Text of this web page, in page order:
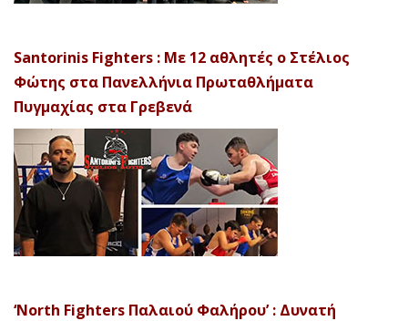
Santorinis Fighters : Με 12 αθλητές ο Στέλιος
Φώτης στα Πανελλήνια Πρωταθλήματα
Πυγμαχίας στα Γρεβενά
‘North Fighters Παλαιού Φαλήρου’ : Δυνατή